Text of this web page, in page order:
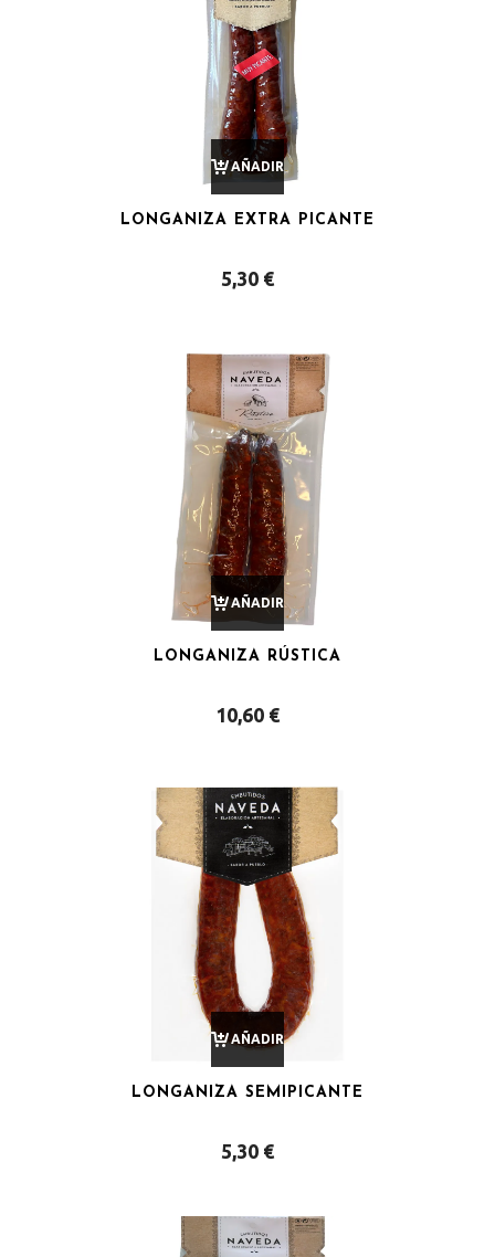
AÑADIR
AL
CARRITO
LONGANIZA EXTRA PICANTE
5,30 €
AÑADIR
AL
CARRITO
LONGANIZA RÚSTICA
10,60 €
AÑADIR
AL
CARRITO
LONGANIZA SEMIPICANTE
5,30 €